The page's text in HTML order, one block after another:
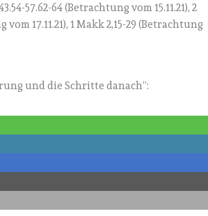
57.62-64 (Betrachtung vom 15.11.21), 2
17.11.21), 1 Makk 2,15-29 (Betrachtung
und die Schritte danach“: